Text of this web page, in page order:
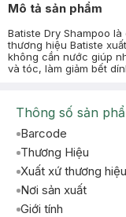
Mô tả sản phẩm
Batiste Dry Shampoo
thương hiệu Batiste
không cần nước giúp
và tóc, làm giảm bết
Thông số sản
Barcode
Thương Hiệu
Xuất xứ thương hiệu
Nơi sản xuất
Giới tính